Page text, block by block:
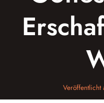
Veröffentlicht